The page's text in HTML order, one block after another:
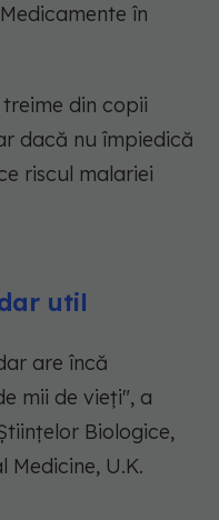
în
din copii
dacă nu împiedică
riscul malariei
util
are încă
mii de vieți", a
Biologice,
U.K.